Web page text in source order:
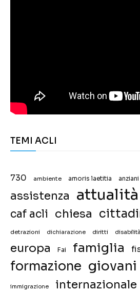
TEMI ACLI
730 ambiente amoris laetitia anziani
assistenza attualità
caf acli chiesa
detrazioni dichiarazione diritti disabilità
europa Fai famiglia
formazione giovani
immigrazione internazionale